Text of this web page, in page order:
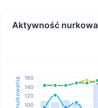
Aktywność nurkowa